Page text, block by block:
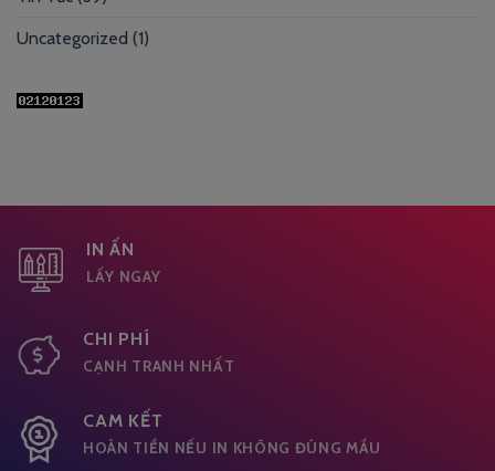
Uncategorized (1)
IN ẤN
LẤY NGAY
CHI PHÍ
CẠNH TRANH NHẤT
CAM KẾT
HOÀN TIỀN NẾU IN KHÔNG ĐÚNG MẦU